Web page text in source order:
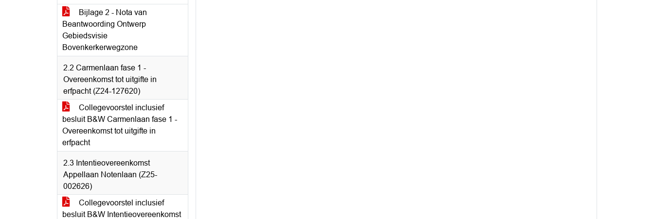
Bijlage 2 - Nota van
Beantwoording Ontwerp
Gebiedsvisie
Bovenkerkerwegzone
2.2 Carmenlaan fase 1 -
Overeenkomst tot uitgifte in
erfpacht (Z24-127620)
Collegevoorstel inclusief
besluit B&W Carmenlaan fase 1 -
Overeenkomst tot uitgifte in
erfpacht
2.3 Intentieovereenkomst
Appellaan Notenlaan (Z25-
002626)
Collegevoorstel inclusief
besluit B&W Intentieovereenkomst